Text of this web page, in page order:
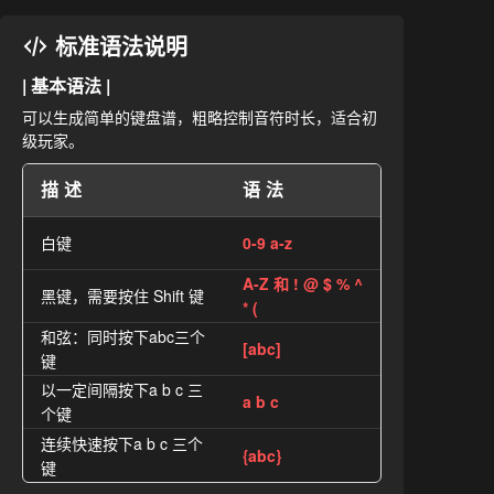
标准语法说明
| 基本语法 |
可以生成简单的键盘谱，粗略控制音符时长，适合初
级玩家。
描述 语法
白键 0-9 a-z
黑键，需要按住 Shift 键
A-Z 和 ! @ $ % ^
* (
和弦：同时按下abc三个
键
[abc]
以一定间隔按下a b c 三
个键
a b c
连续快速按下a b c 三个
键
{abc}